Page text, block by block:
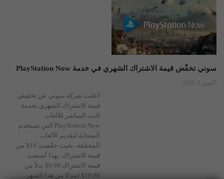
سوني تخفّض قيمة الاشتراك الشهري في خدمة PlayStation Now
أكتوبر 2, 2019
أعلنت شركة سوني عن تخفيض
قيمة الاشتراك الشهري بخدمة
البث المباشر للألعاب
PlayStation Now التي تستخدم
السحابة لتقديم الألعاب
المختلفة، بحيث خفّضت 10$ من
قيمة الاشتراك. بهذا أصبحت
قيمة الاشتراك 9.99$ بدلاً من
19.99$ ابتداءً من هذا الشهر،
…